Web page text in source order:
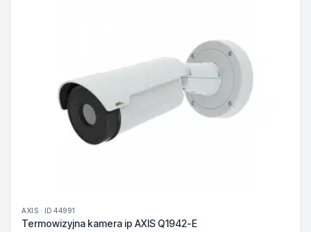
AXIS · ID 44991
Termowizyjna kamera ip AXIS Q1942-E